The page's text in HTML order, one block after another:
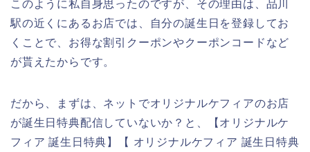
このように私自身思ったのですが、その理由は、品川
駅の近くにあるお店では、自分の誕生日を登録してお
くことで、お得な割引クーポンやクーポンコードなど
が貰えたからです。
だから、まずは、ネットでオリジナルケフィアのお店
が誕生日特典配信していないか？と、【オリジナルケ
フィア 誕生日特典】【 オリジナルケフィア 誕生日特典